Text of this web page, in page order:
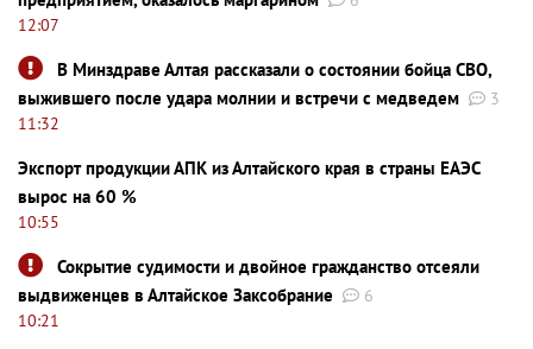
12:07
В Минздраве Алтая рассказали о состоянии бойца СВО,
выжившего после удара молнии и встречи с медведем
3
11:32
Экспорт продукции АПК из Алтайского края в страны ЕАЭС
вырос на 60 %
10:55
Сокрытие судимости и двойное гражданство отсеяли
выдвиженцев в Алтайское Заксобрание
6
10:21